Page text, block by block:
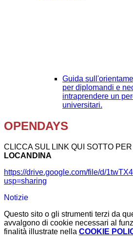
Guida
per diplomandi e
intraprendere un
universitari.
OPENDAYS
CLICCA SUL LINK QUI SOTTO
LOCANDINA
https://drive.google.com/file/d/
usp=sharing
Notizie
Questo sito o gli strumenti terzi da
avvalgono di cookie necessari al
finalità illustrate nella COOKIE